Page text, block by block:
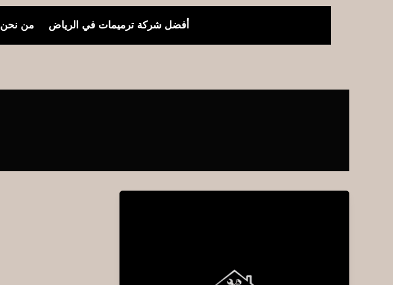
أفضل شركة ترميمات في الرياض من نحن